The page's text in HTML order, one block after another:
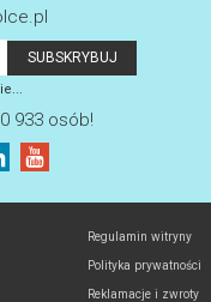
933 osób!
Regulamin witryny
Polityka prywatności
Reklamacje i zwroty